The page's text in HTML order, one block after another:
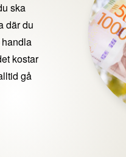
ska
där du
kostar
gå